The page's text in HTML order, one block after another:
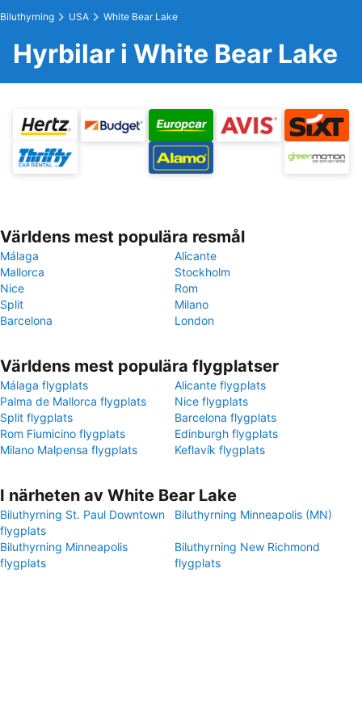
Biluthyrning USA White Bear Lake
Hyrbilar i White Bear Lake
Världens mest populära resmål
Málaga
Alicante
Mallorca
Stockholm
Nice
Rom
Split
Milano
Barcelona
London
Världens mest populära flygplatser
Málaga flygplats
Alicante flygplats
Palma de Mallorca flygplats
Nice flygplats
Split flygplats
Barcelona flygplats
Rom Fiumicino flygplats
Edinburgh flygplats
Milano Malpensa flygplats
Keflavík flygplats
I närheten av White Bear Lake
Biluthyrning St. Paul Downtown
flygplats
Biluthyrning Minneapolis (MN)
Biluthyrning Minneapolis
flygplats
Biluthyrning New Richmond
flygplats